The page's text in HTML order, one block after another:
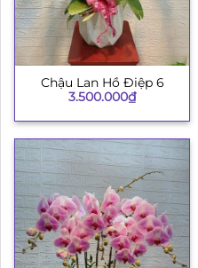
Chậu Lan Hồ Điệp 6
3.500.000₫